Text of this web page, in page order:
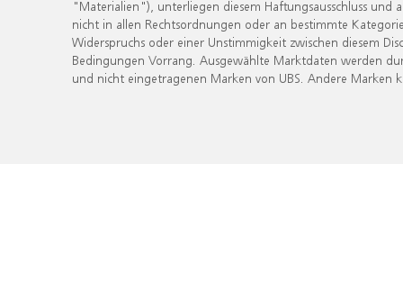
"Materialien"), unterliegen diesem Haftungsausschluss
nicht in allen Rechtsordnungen oder an bestimmte
Widerspruchs oder einer Unstimmigkeit zwischen diesem
Bedingungen Vorrang. Ausgewählte Marktdaten werden
und nicht eingetragenen Marken von UBS. Andere Marken